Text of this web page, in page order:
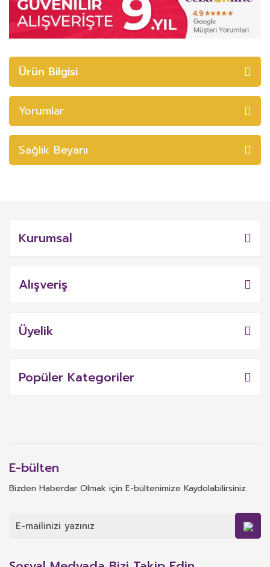
Ürün Bilgisi
Yorumlar
Sağlık Beyanı
Kurumsal
Alışveriş
Üyelik
Popüler Kategoriler
E-bülten
Bizden Haberdar Olmak için E-bültenimize Kaydolabilirsiniz.